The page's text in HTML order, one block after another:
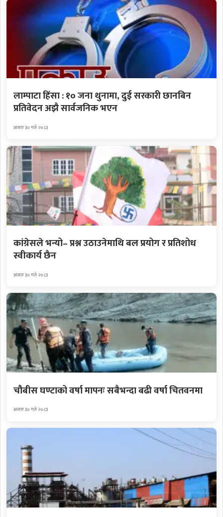
लाम्पाटा हिंसा : १० जना थुनामा, दुई सरकारी छानबिन
प्रतिवेदन अझै सार्वजनिक भएन
असार ३० गते २०८३
कांग्रेसले भन्यो– प्रश्न उठाउनेमाथि बल प्रयोग र प्रतिशोध
स्वीकार्य छैन
असार ३० गते २०८३
चौबीस घण्टाको वर्षा मापनः सबैभन्दा बढी वर्षा चितवनमा
असार ३० गते २०८३